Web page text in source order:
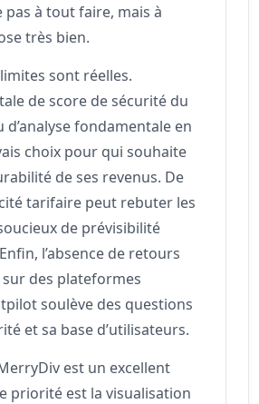
pas à tout faire, mais à
très bien.
sont réelles.
de score de sécurité du
d’analyse fondamentale en
choix pour qui souhaite
de ses revenus. De
tarifaire peut rebuter les
de prévisibilité
l’absence de retours
des plateformes
soulève des questions
et sa base d’utilisateurs.
est un excellent
priorité est la visualisation